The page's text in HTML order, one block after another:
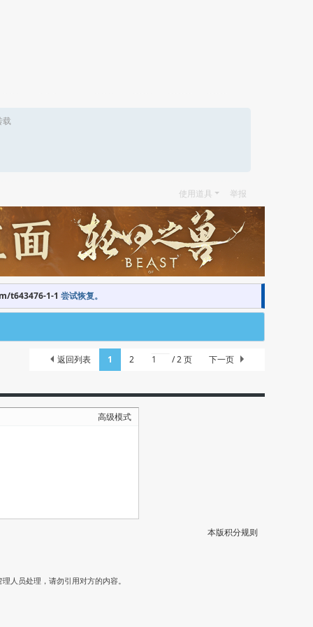
载
使用道具 举报
t643476-1-1 尝试恢复。
1 2 / 2 页 下一页
返回列表
高级模式
本版积分规则
人员处理，请勿引用对方的内容。